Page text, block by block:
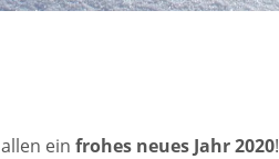
allen einfrohes neues Jahr 2020!